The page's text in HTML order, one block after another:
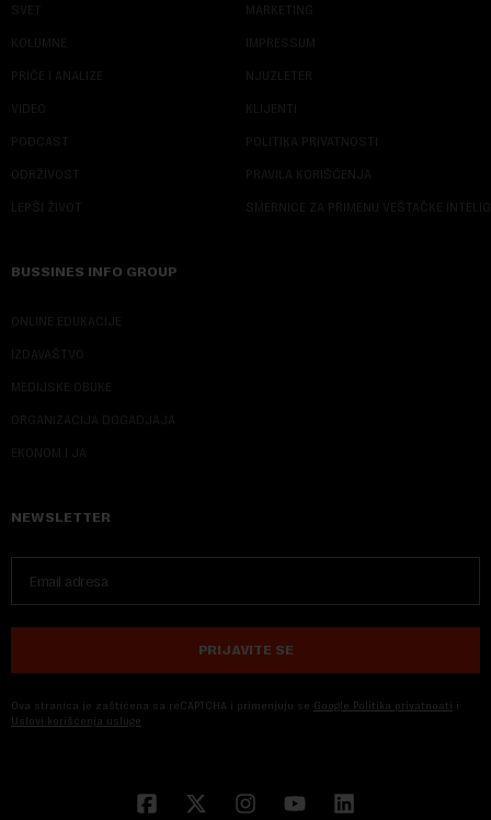
SVET
KOLUMNE
PRIČE I ANALIZE
VIDEO
PODCAST
ODRŽIVOST
LEPŠI ŽIVOT
MARKETING
IMPRESSUM
NJUZLETER
KLIJENTI
POLITIKA PRIVATNOSTI
PRAVILA KORIŠĆENJA
SMERNICE ZA PRIMENU VEŠTAČKE
BUSSINES INFO GROUP
ONLINE EDUKACIJE
IZDAVAŠTVO
MEDIJSKE OBUKE
ORGANIZACIJA DOGADJAJA
EKONOM I JA
NEWSLETTER
PRIJAVITE SE
Ova stranica je zaštićena sa reCAPTCHA i primenjuju se Google Politika privatnosti i
Uslovi korišćenja usluge